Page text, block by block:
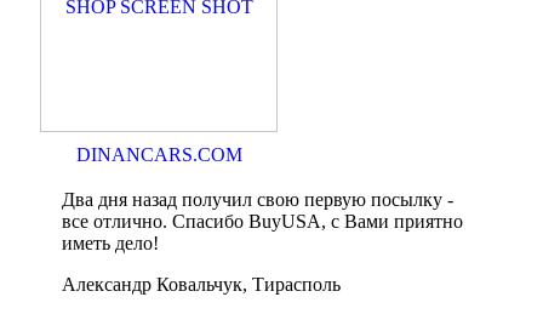
DINANCARS.COM
Два дня назад получил свою первую посылку -
все отлично. Спасибо BuyUSA, с Вами приятно
иметь дело!
Александр Ковальчук, Тирасполь